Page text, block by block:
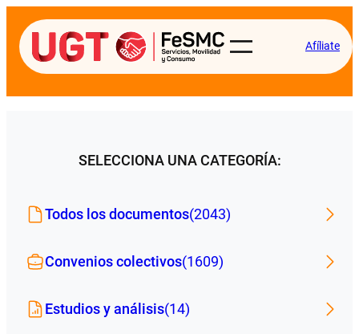
Afíliate
SELECCIONA UNA CATEGORÍA:
Todos los documentos(2043)
Convenios colectivos(1609)
Estudios y análisis(14)